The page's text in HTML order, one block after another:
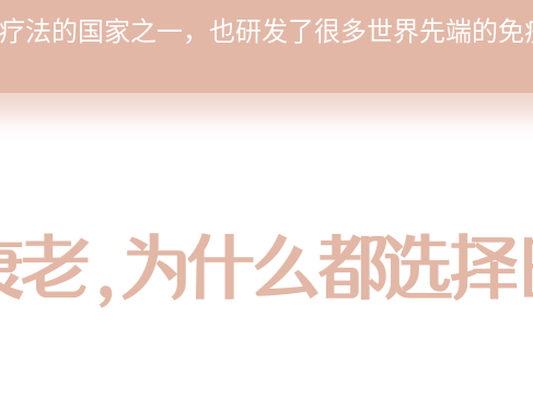
法的国家之一，也研发了很多世界先端的免
老,为什么都选